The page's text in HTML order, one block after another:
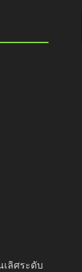
เลิศระดับ